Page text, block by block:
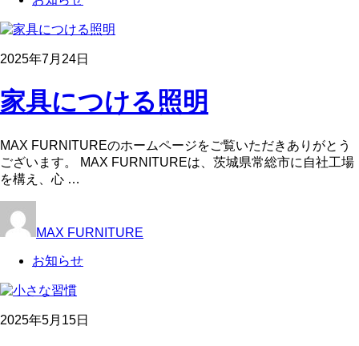
2025年7月24日
家具につける照明
MAX FURNITUREのホームページをご覧いただきありがとう
ございます。 MAX FURNITUREは、茨城県常総市に自社工場
を構え、心 …
MAX FURNITURE
お知らせ
2025年5月15日